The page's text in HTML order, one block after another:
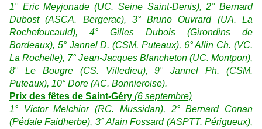
1° Eric Meyjonade (UC. Seine Saint-Denis), 2° Bernard
Dubost (ASCA. Bergerac), 3° Bruno Ouvrard (UA. La
Rochefoucauld), 4° Gilles Dubois (Girondins de
Bordeaux), 5° Jannel D. (CSM. Puteaux), 6° Allin Ch. (VC.
La Rochelle), 7° Jean-Jacques Blancheton (UC. Montpon),
8° Le Bougre (CS. Villedieu), 9° Jannel Ph. (CSM.
Puteaux), 10° Dore (AC. Bonnieroise).
Prix des fêtes de Saint-Géry (6 septembre)
1° Victor Melchior (RC. Mussidan), 2° Bernard Conan
(Pédale Faidherbe), 3° Alain Fossard (ASPTT. Périgueux),